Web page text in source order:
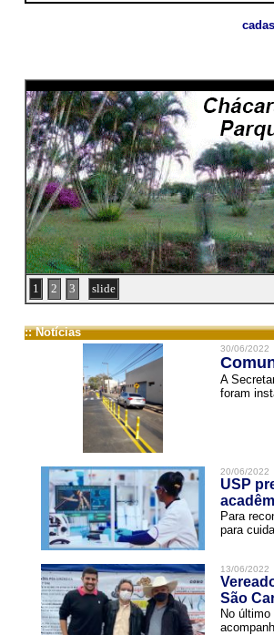
1 2 3 slide
:: Notícias
30/06/2022
A
foram
20/06/2022
USP
Para
para
13/06/2022
São
No